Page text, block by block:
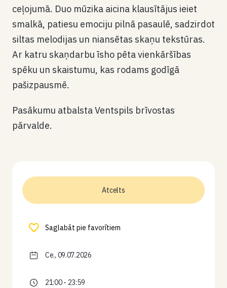
ceļojumā. Duo mūzika aicina klausītājus ieiet
smalkā, patiesu emociju pilnā pasaulē, sadzirdot
siltas melodijas un niansētas skaņu tekstūras.
Ar katru skaņdarbu īsho pēta vienkāršības
spēku un skaistumu, kas rodams godīgā
pašizpausmē.
Pasākumu atbalsta Ventspils brīvostas
pārvalde.
Atcelts
Saglabāt pie favorītiem
Ce., 09.07.2026
21:00 - 23:59